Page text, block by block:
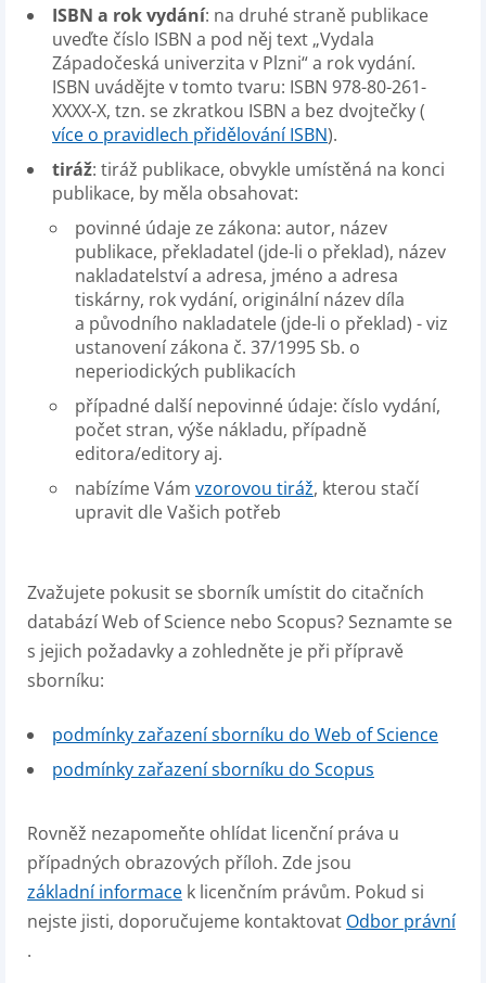
ISBN a rok vydání: na druhé straně publikace
uveďte číslo ISBN a pod něj text „Vydala
Západočeská univerzita v Plzni“ a rok vydání.
ISBN uvádějte v tomto tvaru: ISBN 978-80-261-
XXXX-X, tzn. se zkratkou ISBN a bez dvojtečky (
více o pravidlech přidělování ISBN).
tiráž: tiráž publikace, obvykle umístěná na konci
publikace, by měla obsahovat:
povinné údaje ze zákona: autor, název
publikace, překladatel (jde-li o překlad), název
nakladatelství a adresa, jméno a adresa
tiskárny, rok vydání, originální název díla
a původního nakladatele (jde-li o překlad) - viz
ustanovení zákona č. 37/1995 Sb. o
neperiodických publikacích
případné další nepovinné údaje: číslo vydání,
počet stran, výše nákladu, případně
editora/editory aj.
nabízíme Vám vzorovou tiráž, kterou stačí
upravit dle Vašich potřeb
Zvažujete pokusit se sborník umístit do citačních
databází Web of Science nebo Scopus? Seznamte se
s jejich požadavky a zohledněte je při přípravě
sborníku:
podmínky zařazení sborníku do Web of Science
podmínky zařazení sborníku do Scopus
Rovněž nezapomeňte ohlídat licenční práva u
případných obrazových příloh. Zde jsou
základní informace k licenčním právům. Pokud si
nejste jisti, doporučujeme kontaktovat Odbor právní
.